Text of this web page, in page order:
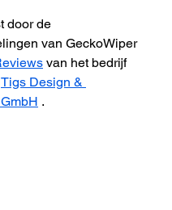
door de
van GeckoWiper
van het bedrijf
Tigs Design &
.